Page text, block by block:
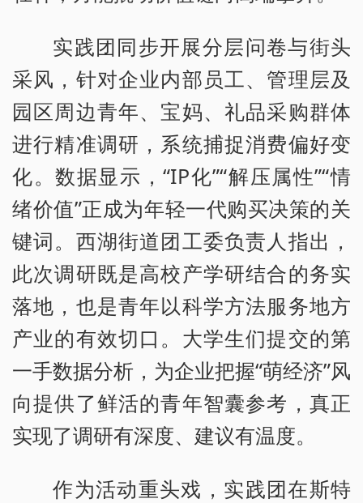
实践团同步开展分层问卷与街头
采风，针对企业内部员工、管理层及
园区周边青年、宝妈、礼品采购群体
进行精准调研，系统捕捉消费偏好变
化。数据显示，“IP化”“解压属性”“情
绪价值”正成为年轻一代购买决策的关
键词。西湖街道团工委负责人指出，
此次调研既是高校产学研结合的务实
落地，也是青年以科学方法服务地方
产业的有效切口。大学生们提交的第
一手数据分析，为企业把握“萌经济”风
向提供了鲜活的青年智囊参考，真正
实现了调研有深度、建议有温度。
作为活动重头戏，实践团在斯特